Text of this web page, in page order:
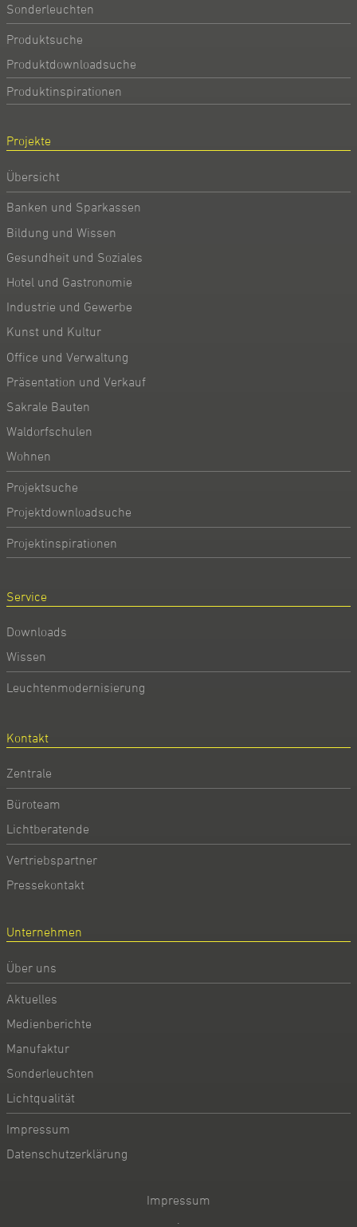
Sonderleuchten
Produktsuche
Produktdownloadsuche
Produktinspirationen
Projekte
Übersicht
Banken und Sparkassen
Bildung und Wissen
Gesundheit und Soziales
Hotel und Gastronomie
Industrie und Gewerbe
Kunst und Kultur
Office und Verwaltung
Präsentation und Verkauf
Sakrale Bauten
Waldorfschulen
Wohnen
Projektsuche
Projektdownloadsuche
Projektinspirationen
Service
Downloads
Wissen
Leuchtenmodernisierung
Kontakt
Zentrale
Büroteam
Lichtberatende
Vertriebspartner
Pressekontakt
Unternehmen
Über uns
Aktuelles
Medienberichte
Manufaktur
Sonderleuchten
Lichtqualität
Impressum
Datenschutzerklärung
Impressum
·